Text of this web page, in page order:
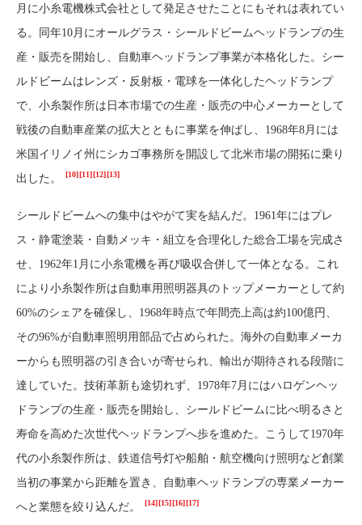
月に小糸電機株式会社として発足させたことにもそれは表れてい
る。同年10月にオールグラス・シールドビームヘッドランプの生
産・販売を開始し、自動車ヘッドランプ事業が本格化した。シー
ルドビームはレンズ・反射板・電球を一体化したヘッドランプ
で、小糸製作所は日本市場での生産・販売の中心メーカーとして
戦後の自動車産業の拡大とともに事業を伸ばし、1968年8月には
米国イリノイ州にシカゴ事務所を開設して北米市場の開拓に乗り
出した。
[10] [11] [12] [13]
シールドビームへの集中はやがて実を結んだ。1961年にはプレ
ス・静電塗装・自動メッキ・組立を合理化した総合工場を完成さ
せ、1962年1月に小糸電機を再び吸収合併して一体となる。これ
により小糸製作所は自動車用照明器具のトップメーカーとして約
60%のシェアを確保し、1968年時点で年間売上高は約100億円、
その96%が自動車照明用部品で占められた。海外の自動車メーカ
ーからも照明器の引き合いが寄せられ、輸出が期待される段階に
達していた。技術革新も途切れず、1978年7月にはハロゲンヘッ
ドランプの生産・販売を開始し、シールドビームに比べ明るさと
寿命を高めた次世代ヘッドランプへ歩を進めた。こうして1970年
代の小糸製作所は、鉄道信号灯や船舶・航空機向け照明など創業
当初の事業から距離を置き、自動車ヘッドランプの専業メーカー
へと業態を絞り込んだ。
[14] [15] [16] [17]